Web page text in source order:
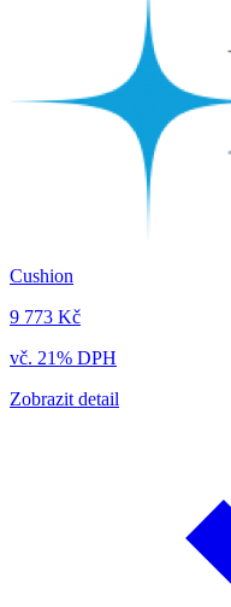
Cushion
9 773 Kč
vč. 21% DPH
Zobrazit detail